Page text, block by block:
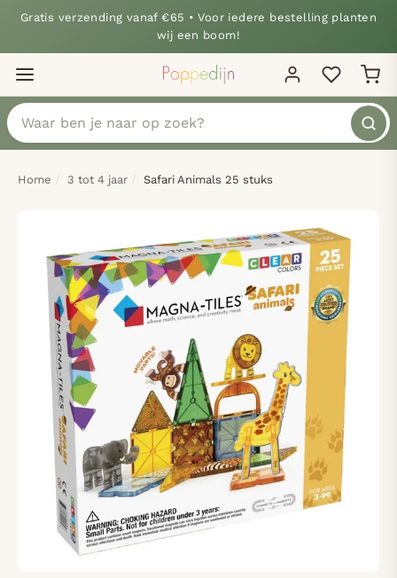
Gratis verzending vanaf €65 • Voor iedere bestelling planten
wij een boom!
Home 3 tot 4 jaar Safari Animals 25 stuks